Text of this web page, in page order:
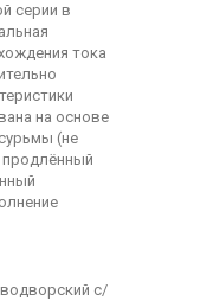
серии в
тока
на основе
(не
продлённый
с/